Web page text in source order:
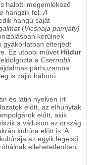
halotti megemlékező
hangzik fel: A
hangú saját
(Vicsnaja pamjaty)
kerülnek
gyakorlatban elterjedt
Ez utóbbi művet Hildur
a Csernobil
párhuzamba
is zajló háború
és latin nyelven írt
előtt, az elhunytak
előtt, akik
a vállukon az ország
kultúra előtt is. A
az egyik legelső
ellehetetleníteni.